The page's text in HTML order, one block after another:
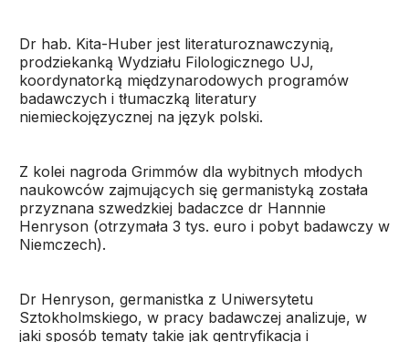
Dr hab. Kita-Huber jest literaturoznawczynią,
prodziekanką Wydziału Filologicznego UJ,
koordynatorką międzynarodowych programów
badawczych i tłumaczką literatury
niemieckojęzycznej na język polski.
Z kolei nagroda Grimmów dla wybitnych młodych
naukowców zajmujących się germanistyką została
przyznana szwedzkiej badaczce dr Hannnie
Henryson (otrzymała 3 tys. euro i pobyt badawczy w
Niemczech).
Dr Henryson, germanistka z Uniwersytetu
Sztokholmskiego, w pracy badawczej analizuje, w
jaki sposób tematy takie jak gentryfikacja i